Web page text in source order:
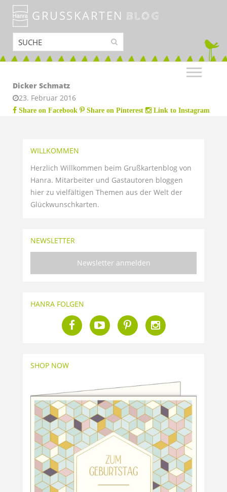
GRUSSKARTEN BLOG
Dicker Schmatz
23. Februar 2016
Share on Facebook Share on Pinterest Link to Instagram
WILLKOMMEN
Herzlich Willkommen beim Grußkartenblog von
Hanra. Mitarbeiter und Gastautoren bloggen
hier zu vielfältigen Themen aus der Welt der
Glückwunschkarten.
NEWSLETTER
Newsletter anmelden
HANRA FOLGEN
SHOP NOW